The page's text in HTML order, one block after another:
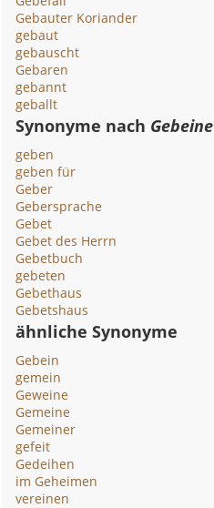
Gebauter Koriander
gebaut
gebauscht
Gebaren
gebannt
geballt
Synonyme nach Gebeine
geben
geben für
Geber
Gebersprache
Gebet
Gebet des Herrn
Gebetbuch
gebeten
Gebethaus
Gebetshaus
ähnliche Synonyme
Gebein
gemein
Geweine
Gemeine
Gemeiner
gefeit
Gedeihen
im Geheimen
vereinen